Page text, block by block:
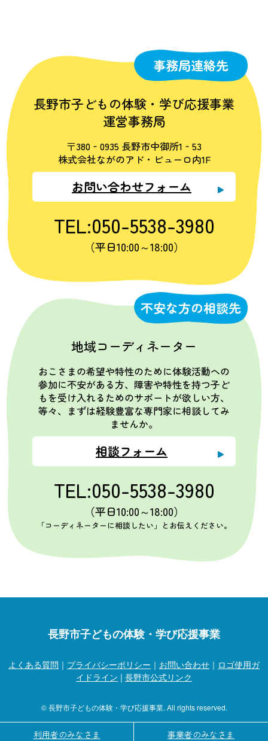
事務局連絡先
長野市子どもの体験・学び応援事業
運営事務局
〒380‐0935 長野市中御所1‐53
株式会社ながのアド・ビューロ内1F
お問い合わせフォーム
TEL:050-5538-3980
（平日10:00～18:00）
不安な方の相談先
地域コーディネーター
おこさまの希望や特性のために体験活動への
参加に不安がある方、障害や特性を持つ子ど
もを受け入れるためのサポートが欲しい方、
等々、まずは経験豊富な専門家に相談してみ
ませんか。
相談フォーム
TEL:050-5538-3980
（平日10:00～18:00）
「コーディネーターに相談したい」とお伝えください。
長野市子どもの体験・学び応援事業
よくある質問 ｜ プライバシーポリシー ｜ お問い合わせ ｜ ロゴ使用ガ
イドライン | 長野市公式リンク
© 長野市子どもの体験・学び応援事業. All rights reserved.
利用者のみなさま 事業者のみなさま